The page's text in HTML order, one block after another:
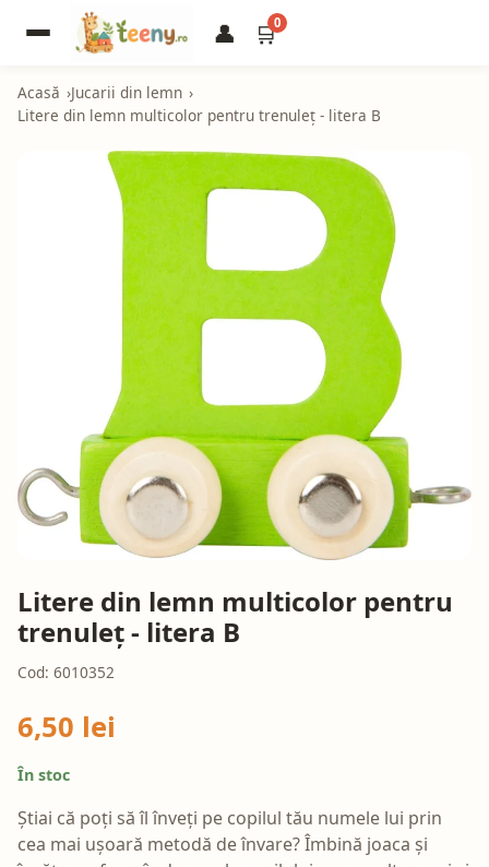
👤 🛒0
Acasă
Jucarii din lemn
Litere din lemn multicolor pentru trenuleț - litera B
Litere din lemn multicolor pentru
trenuleț - litera B
Cod: 6010352
6,50 lei
În stoc
Știai că poți să îl înveți pe copilul tău numele lui prin
cea mai ușoară metodă de învare? Îmbină joaca și